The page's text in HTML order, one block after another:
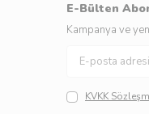
E-Bülten
Kampanya ve
KVKK